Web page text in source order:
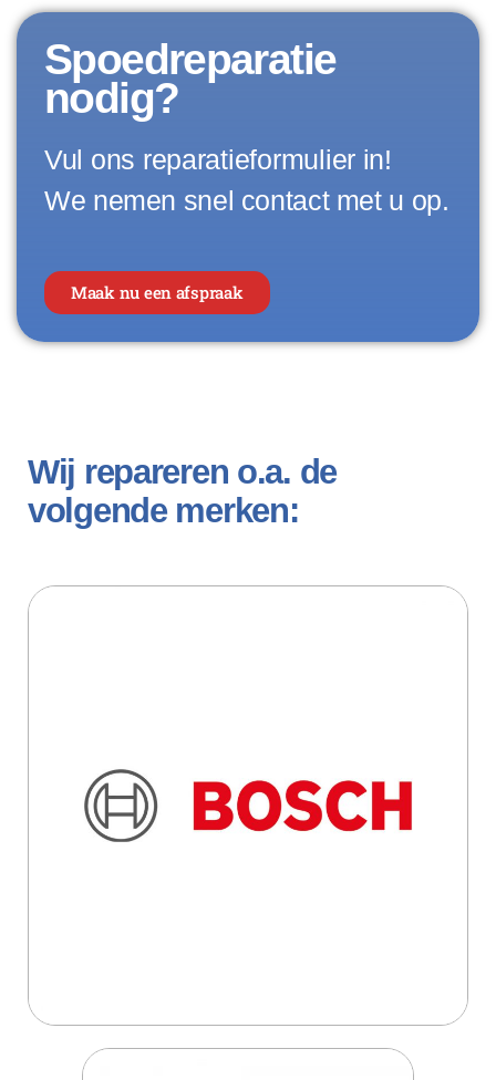
Spoedreparatie
nodig?
Vul ons reparatieformulier in!
We nemen snel contact met u op.
Maak nu een afspraak
Wij repareren o.a. de
volgende merken: